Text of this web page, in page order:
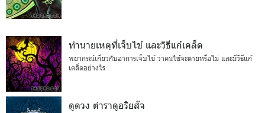
ทำนายเหตุที่เจ็บไข้ และวิธีแก้เคล็ด
พยากรณ์เกี่ยวกับอาการเจ็บไข้ ว่าคนไข้จะตายหรือไม่ และมีวิธีแก้
เคล็ดอย่างไร
ดูดวง ตำราดูอริยสัจ